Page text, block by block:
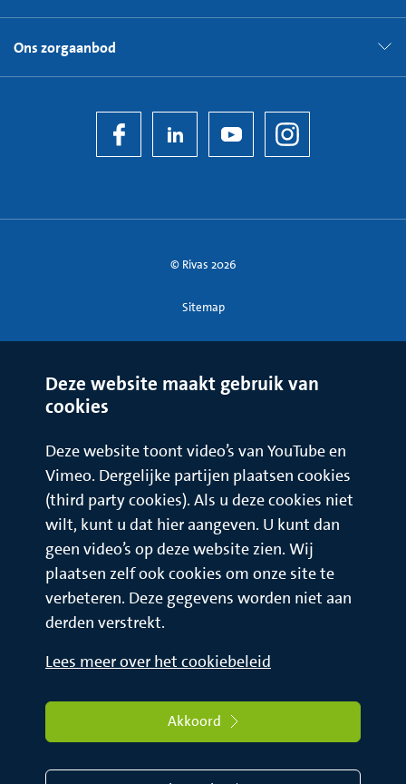
Ons zorgaanbod
© Rivas 2026
Sitemap
Deze website maakt gebruik van
cookies
Deze website toont video’s van YouTube en
Vimeo. Dergelijke partijen plaatsen cookies
(third party cookies). Als u deze cookies niet
wilt, kunt u dat hier aangeven. U kunt dan
geen video’s op deze website zien. Wij
plaatsen zelf ook cookies om onze site te
verbeteren. Deze gegevens worden niet aan
derden verstrekt.
Lees meer over het cookiebeleid
Akkoord